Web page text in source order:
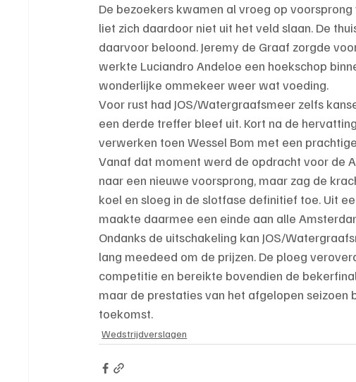
De bezoekers kwamen al vroeg op
liet zich daardoor niet uit het veld slaan. De
daarvoor beloond. Jeremy de Graaf zorgde
werkte Luciandro Andeloe een hoekschop
wonderlijke ommekeer weer wat voeding.
Voor rust had JOS/Watergraafsmeer zelfs
een derde treffer bleef uit. Kort na de
verwerken toen Wessel Bom met een
Vanaf dat moment werd de opdracht voor de
naar een nieuwe voorsprong, maar zag de
koel en sloeg in de slotfase definitief toe. Uit
maakte daarmee een einde aan alle
Ondanks de uitschakeling kan JOS/
lang meedeed om de prijzen. De ploeg
competitie en bereikte bovendien de
maar de prestaties van het afgelopen seizoen
toekomst.
Wedstrijdverslagen